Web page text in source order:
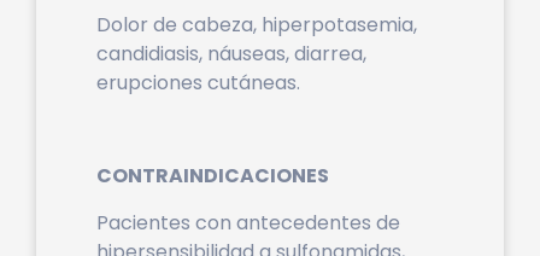
Dolor de cabeza, hiperpotasemia,
candidiasis, náuseas, diarrea,
erupciones cutáneas.
CONTRAINDICACIONES
Pacientes con antecedentes de